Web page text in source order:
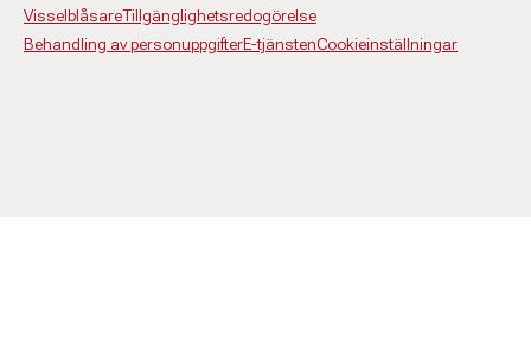
VisselblåsareTillgänglighetsredogörelse
Behandling av personuppgifterE-tjänstenCookieinställningar